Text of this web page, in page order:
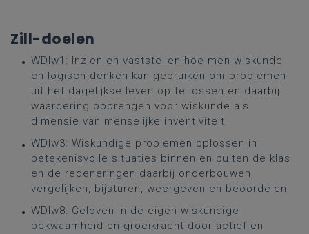
Zill-doelen
WDlw1: Inzien en vaststellen hoe men wiskunde
en logisch denken kan gebruiken om problemen
uit het dagelijkse leven op te lossen en daarbij
waardering opbrengen voor wiskunde als
dimensie van menselijke inventiviteit
WDlw3: Wiskundige problemen oplossen in
betekenisvolle situaties binnen en buiten de klas
en de redeneringen daarbij onderbouwen,
vergelijken, bijsturen, weergeven en beoordelen
WDlw8: Geloven in de eigen wiskundige
bekwaamheid en groeikracht door actief en